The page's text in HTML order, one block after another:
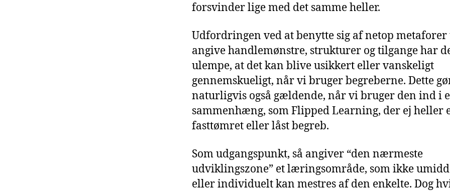
forsvinder lige med det samme heller.
Udfordringen ved at benytte sig af netop
angive handlemønstre, strukturer og tilgange har
ulempe, at det kan blive usikkert eller vanskeligt
gennemskueligt, når vi bruger begreberne. Dette
naturligvis også gældende, når vi bruger den ind i
sammenhæng, som Flipped Learning, der ej heller
fasttømret eller låst begreb.
Som udgangspunkt, så angiver “den nærmeste
udviklingszone” et læringsområde, som ikke
eller individuelt kan mestres af den enkelte. Dog